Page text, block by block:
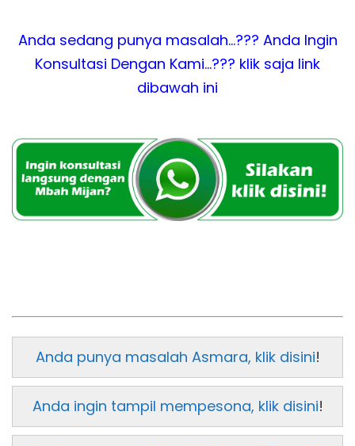
Anda sedang punya masalah…??? Anda Ingin
Konsultasi Dengan Kami…??? klik saja link
dibawah ini
Anda punya masalah Asmara, klik disini!
Anda ingin tampil mempesona, klik disini!